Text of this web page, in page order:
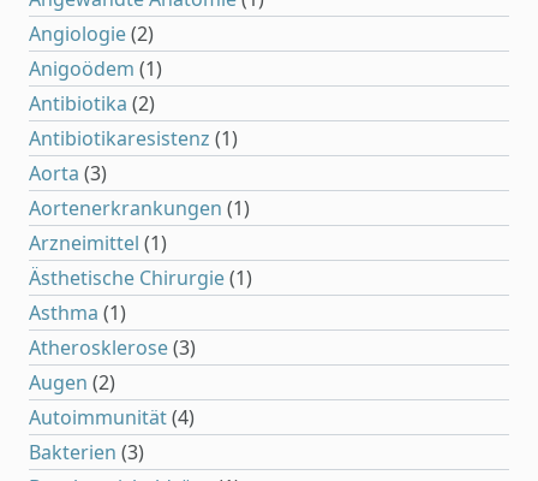
Angiologie(2)
Anigoödem (1)
Antibiotika (2)
Antibiotikaresistenz (1)
Aorta (3)
Aortenerkrankungen (1)
Arzneimittel (1)
Ästhetische Chirurgie(1)
Asthma (1)
Atherosklerose(3)
Augen (2)
Autoimmunität(4)
Bakterien (3)